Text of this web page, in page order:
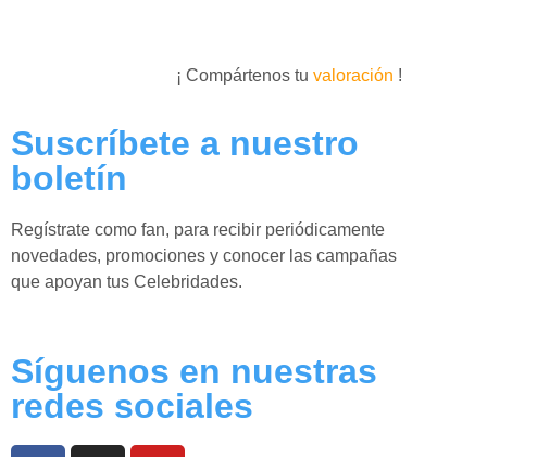
¡ Compártenos tu valoración !
Suscríbete a nuestro
boletín
Regístrate como fan, para recibir periódicamente
novedades, promociones y conocer las campañas
que apoyan tus Celebridades.
Síguenos en nuestras
redes sociales